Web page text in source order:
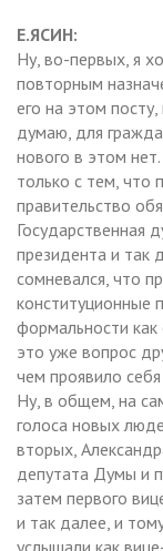
Е.ЯСИН:
Ну, во-первых, я
повторным
его на этом
думаю, для
нового в этом
только с тем, что
правительство
Государственная
президента и так
сомневался, что
конституционные
формальности
это уже вопрос
чем проявило
Ну, в общем, на
голоса новых
вторых,
депутата Думы и
затем первого
и так далее, и
услышали как